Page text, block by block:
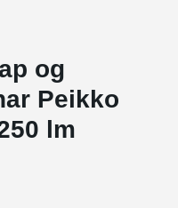
og
Peikko
lm